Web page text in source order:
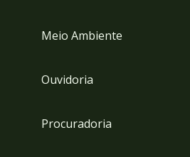
Meio Ambiente
Ouvidoria
Procuradoria